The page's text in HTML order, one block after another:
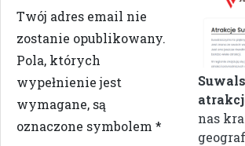
Twój adres email nie
zostanie opublikowany.
Pola, których
wypełnienie jest
wymagane, są
oznaczone symbolem *
nas